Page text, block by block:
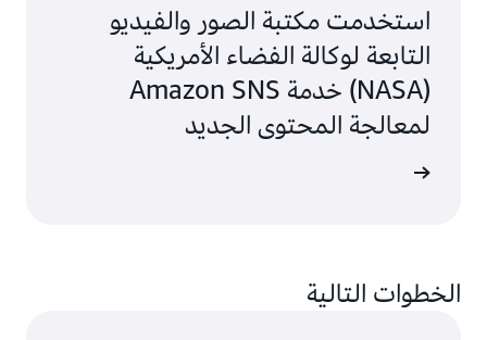
استخدمت مكتبة الصور والفيديو
التابعة لوكالة الفضاء الأمريكية
(NASA) خدمة Amazon SNS
لمعالجة المحتوى الجديد
الخطوات التالية